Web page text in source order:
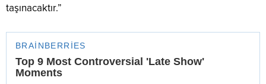
taşınacaktır.”